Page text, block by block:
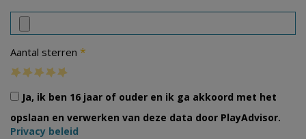
Aantal sterren *
Ja, ik ben 16 jaar of ouder en ik ga akkoord met het
opslaan en verwerken van deze data door PlayAdvisor.
Privacy beleid